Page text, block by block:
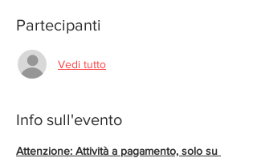
Partecipanti
Vedi tutto
Info sull'evento
Attenzione: Attività a pagamento, solo su